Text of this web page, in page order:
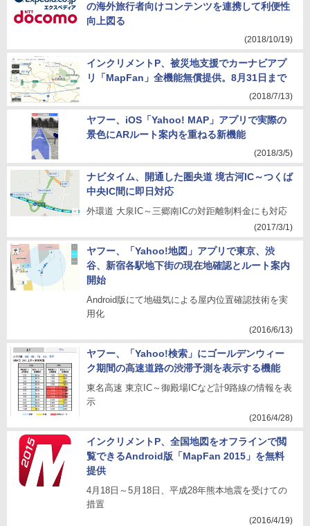
の海外旅行者向けコンテンツを連携して利便性
向上図る
(2018/10/19)
インクリメントP、被災地支援でカーナビアプ
リ「MapFan」全機能無償提供。8月31日まで
(2018/7/13)
ヤフー、iOS「Yahoo! MAP」アプリで実際の
景色にARルート案内を重ねる新機能
(2018/3/5)
ナビタイム、開通した圏央道 境古河IC～つくば
中央IC間に即日対応
外環道 大泉IC～三郷南ICの対距離制料金にも対応
(2017/3/1)
ヤフー、「Yahoo!地図」アプリで東京、渋
谷、新宿各駅地下街の現在地確認とルート案内
開始
Android版にて地磁気による屋内位置確認技術を実
用化
(2016/6/13)
ヤフー、「Yahoo!検索」にゴールデンウィー
ク期間の高速道路の渋滞予測を表示する機能
東名高速 東京IC～御殿場ICなど計9路線の情報を表
示
(2016/4/28)
インクリメントP、全国地図をオフラインで閲
覧できるAndroid版「MapFan 2015」を無料
提供
4月18日～5月18日、平成28年熊本地震を受けての
措置
(2016/4/19)